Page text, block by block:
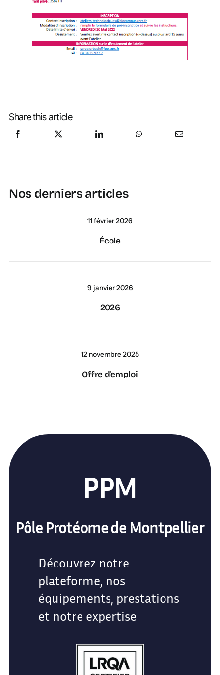
Share this article
Nos derniers articles
11 février 2026
École
9 janvier 2026
2026
12 novembre 2025
Offre d’emploi
PPM
Pôle Protéome de Montpellier
Découvrez notre
plateforme, nos
équipements, prestations
et notre expertise